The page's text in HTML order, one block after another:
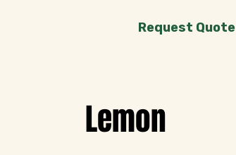
Lemon
Request Quote